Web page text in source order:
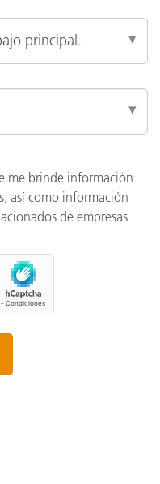
me brinde información
así como información
de empresas